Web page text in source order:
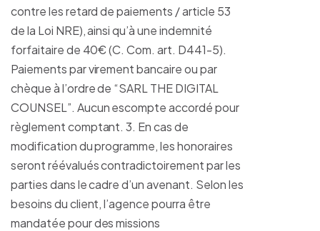
contre les retard de paiements / article 53
de la Loi NRE), ainsi qu’à une indemnité
forfaitaire de 40€ (C. Com. art. D441-5).
Paiements par virement bancaire ou par
chèque à l’ordre de “SARL THE DIGITAL
COUNSEL”. Aucun escompte accordé pour
règlement comptant. 3. En cas de
modification du programme, les honoraires
seront réévalués contradictoirement par les
parties dans le cadre d’un avenant. Selon les
besoins du client, l’agence pourra être
mandatée pour des missions